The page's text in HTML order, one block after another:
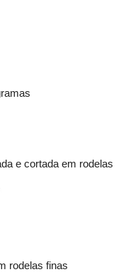
e cortada em rodelas
rodelas finas